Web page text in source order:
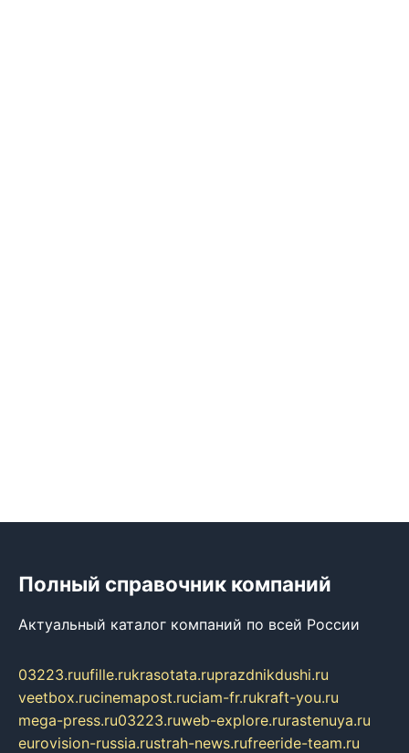
Полный справочник компаний
Актуальный каталог компаний по всей России
03223.ruufille.rukrasotata.ruprazdnikdushi.ru
veetbox.rucinemapost.ruciam-fr.rukraft-you.ru
mega-press.ru03223.ruweb-explore.rurastenuya.ru
eurovision-russia.rustrah-news.rufreeride-team.ru